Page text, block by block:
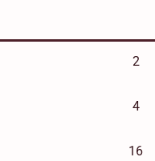
2
4
16